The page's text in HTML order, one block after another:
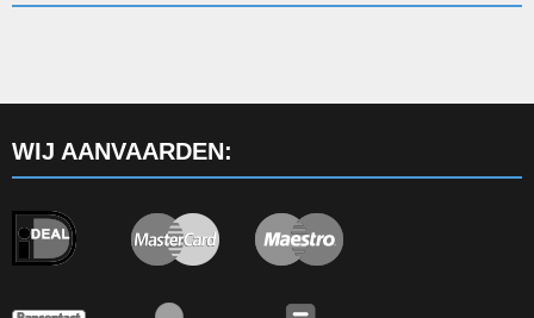
WIJ AANVAARDEN: